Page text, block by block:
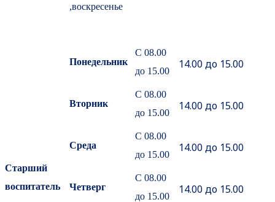
,воскресенье
Старший
воспитатель
Понедельник
С 08.00
до 15.00
14.00 до 15.00
Вторник
С 08.00
до 15.00
14.00 до 15.00
Среда
С 08.00
до 15.00
14.00 до 15.00
Четверг
С 08.00
до 15.00
14.00 до 15.00